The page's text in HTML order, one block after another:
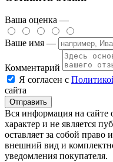
Ваша оценка —
Ваше имя —
Комментарий
Я согласен с
сайта
Вся информация на сайте
характер и не является
оставляет за собой право
внешний вид и
уведомления покупателя.